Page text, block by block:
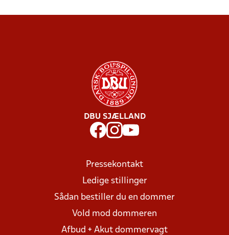
DBU SJÆLLAND
Pressekontakt
Ledige stillinger
Sådan bestiller du en dommer
Vold mod dommeren
Afbud + Akut dommervagt